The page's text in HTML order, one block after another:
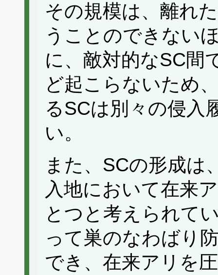
その規模は、離れ
うことのできない
に、敵対的なSC間
ど起こらないため
るSCは別々の侵入
い。
また、SCの形成は
入地において在来
とつと考えられて
って巣のなわばり
でき、在来アリを